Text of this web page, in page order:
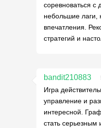
соревноваться с
небольшие лаги,
впечатления.
стратегий и
bandit210883
Игра
управление и
интересной.
стать